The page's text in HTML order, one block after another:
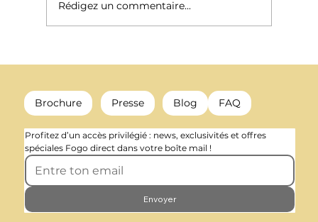
Rédigez un commentaire...
Brochure Presse Blog FAQ
Profitez d’un accès privilégié : news, exclusivités et offres
spéciales Fogo direct dans votre boîte mail !
Envoyer